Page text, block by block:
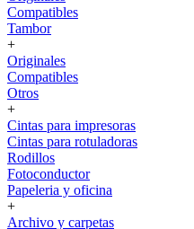
Compatibles
Tambor
+
Originales
Compatibles
Otros
+
Cintas para impresoras
Cintas para rotuladoras
Rodillos
Fotoconductor
Papeleria y oficina
+
Archivo y carpetas